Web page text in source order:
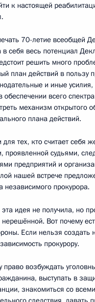
Москва, Кремль
четверг
Московская область, Ново-
ряда
Московская область, Ново-
вторник
Правительства
Москва, Кремль
понедельник
к настоящей
70-летие всеобщей
себя весь потенциал
решить много
план действий в пользу
и иные
всего
механизм открытого
плана действий.
тех, кто считает себя
проявленной судьями,
предприятий и
нашей встрече
независимого прокурора.
идея не получила, но
Вот почему
Если нельзя создать
прокурору.
право возбуждать
выступать в
знакомиться со